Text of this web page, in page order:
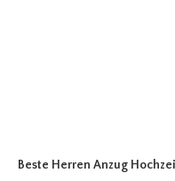
Beste Herren Anzug